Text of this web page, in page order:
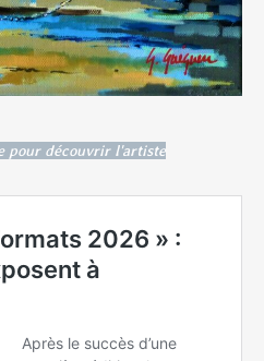
pour découvrir l'artiste